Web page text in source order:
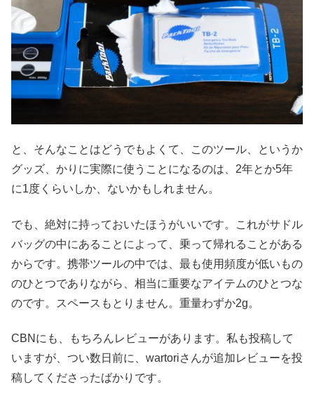
と、そんなことはどうでもよくて、このツール、というか
グッズ、かりに実際に使うことになるのは、2年とか5年
に1度くらいしか、ないかもしれません。
でも、絶対に持っておいたほうがいいです。これがサドル
バッグの中にあることによって、乗って帰れることがある
からです。携帯ツールの中では、最も使用頻度が低いもの
のひとつでありながら、相当に重要なアイテムのひとつな
のです。スペースもとりません。重量わずか2g。
CBNにも、もちろんレビューがあります。私も投稿して
いますが、つい数日前に、wartoriさんが追加レビューを投
稿してくださったばかりです。